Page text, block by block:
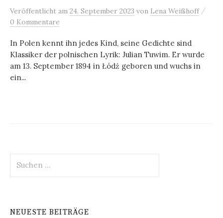
Veröffentlicht am 24. September 2023 von Lena Weißhoff /
0 Kommentare
In Polen kennt ihn jedes Kind, seine Gedichte sind
Klassiker der polnischen Lyrik: Julian Tuwim. Er wurde
am 13. September 1894 in Łódź geboren und wuchs in
ein...
nach:
NEUESTE BEITRÄGE